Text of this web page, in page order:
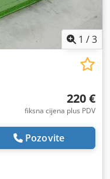
1 /3
220 €
fiksna cijena plus PDV
Pozovite